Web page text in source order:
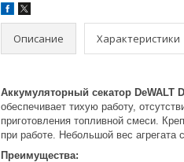
Описание Характеристики
Аккумуляторный секатор DeWALT
обеспечивает тихую работу,
приготовления топливной смеси.
при работе. Небольшой вес агрегата
Преимущества: